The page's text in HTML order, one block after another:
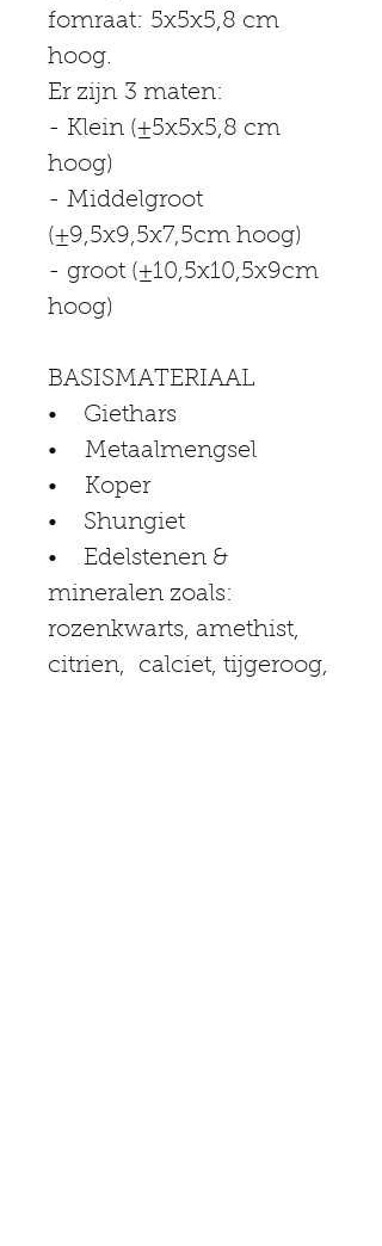
fomraat: 5x5x5,8 cm
hoog.
Er zijn 3 maten:
- Klein (±5x5x5,8 cm
hoog)
- Middelgroot
(±9,5x9,5x7,5cm hoog)
- groot (±10,5x10,5x9cm
hoog)
BASISMATERIAAL
•    Giethars
•    Metaalmengsel
•    Koper
•    Shungiet
•    Edelstenen &
mineralen zoals:
rozenkwarts, amethist,
citrien,  calciet, tijgeroog,